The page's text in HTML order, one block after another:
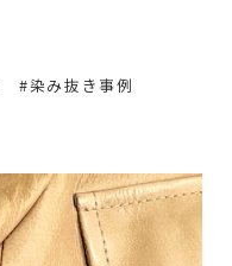
#染み抜き事例